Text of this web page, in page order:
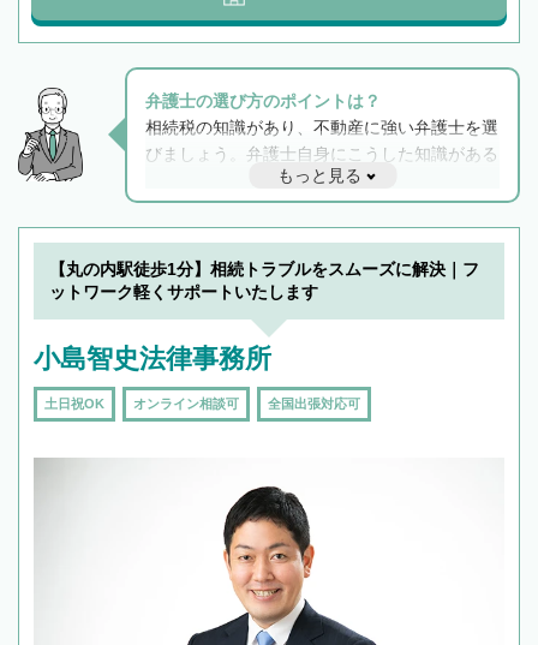
弁護士の選び方のポイントは？
相続税の知識があり、不動産に強い弁護士を選
びましょう。弁護士自身にこうした知識がある
と他士業との連携もスムーズに進み、トラブル
解決のみならず相続をトータルで任せることが
できます。また、相続は感情がからむ分野なの
でフィーリングも重要です。実際に電話や面談
で複数の弁護士と会話をしてウマが合う方に依
もっと見る
【丸の内駅徒歩1分】相続トラブルをスムーズに解決｜フ
ットワーク軽くサポートいたします
小島智史法律事務所
土日祝OK オンライン相談可 全国出張対応可